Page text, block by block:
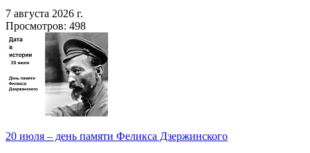
7 августа 2026 г.
Просмотров: 498
20 июля – день памяти Феликса Дзержинского